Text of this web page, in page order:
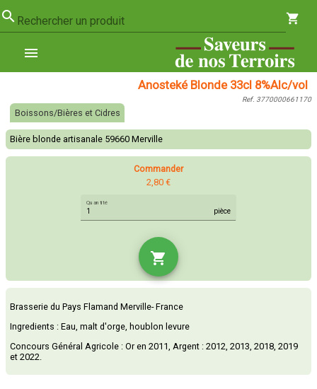
search Rechercher un produit shopping_cart
menu
Anosteké Blonde 33cl 8%Alc/vol
Ref. 3770000661170
Boissons/Bières et Cidres
Bière blonde artisanale 59660 Merville
Commander
2,80 €
Quantité
pièce
shopping_cart
Brasserie du Pays Flamand Merville- France
Ingredients : Eau, malt d'orge, houblon levure
Concours Général Agricole : Or en 2011, Argent : 2012, 2013, 2018, 2019
et 2022.